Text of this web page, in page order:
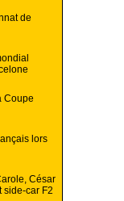
de
Coupe
lors
César
side-car F2